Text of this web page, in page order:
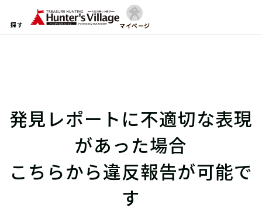
探す マイページ
発見レポートに不適切な表現
があった場合
こちらから違反報告が可能で
す